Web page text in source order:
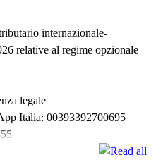
internazionale-
relative al regime opzionale
legale
Italia: 00393392700695